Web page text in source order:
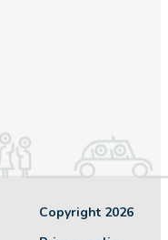
Copyright 2026